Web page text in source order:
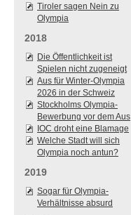
Tiroler sagen Nein zu
Olympia
2018
Die Öffentlichkeit ist
Spielen nicht zugeneigt
Aus für Winter-Olympia
2026 in der Schweiz
Stockholms Olympia-
Bewerbung vor dem Aus
IOC droht eine Blamage
Welche Stadt will sich
Olympia noch antun?
2019
Sogar für Olympia-
Verhältnisse absurd